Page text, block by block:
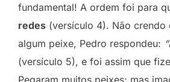
fundamental! A ordem foi para
redes (versículo 4). Não crendo
algum peixe, Pedro respondeu:
(versículo 5), e foi assim que
Pegaram muitos peixes; mas